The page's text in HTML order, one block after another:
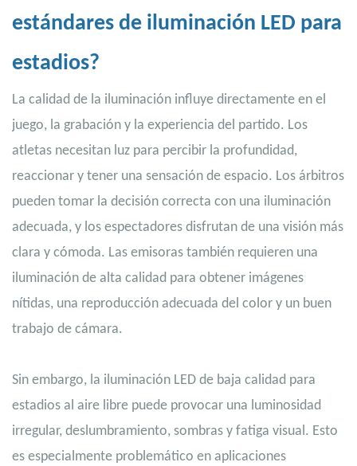
estándares de iluminación LED para
estadios?
La calidad de la iluminación influye directamente en el
juego, la grabación y la experiencia del partido. Los
atletas necesitan luz para percibir la profundidad,
reaccionar y tener una sensación de espacio. Los árbitros
pueden tomar la decisión correcta con una iluminación
adecuada, y los espectadores disfrutan de una visión más
clara y cómoda. Las emisoras también requieren una
iluminación de alta calidad para obtener imágenes
nítidas, una reproducción adecuada del color y un buen
trabajo de cámara.
Sin embargo, la iluminación LED de baja calidad para
estadios al aire libre puede provocar una luminosidad
irregular, deslumbramiento, sombras y fatiga visual. Esto
es especialmente problemático en aplicaciones